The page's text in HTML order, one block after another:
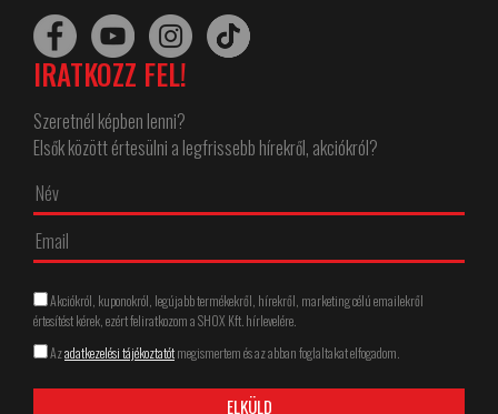
IRATKOZZ FEL!
Szeretnél képben lenni?
Elsők között értesülni a legfrissebb hírekről, akciókról?
Akciókról, kuponokról, legújabb termékekről, hírekről, marketing célú emailekről
értesítést kérek, ezért feliratkozom a SHOX Kft. hírlevelére.
Azadatkezelési tájékoztatótmegismertem és az abban foglaltakat elfogadom.